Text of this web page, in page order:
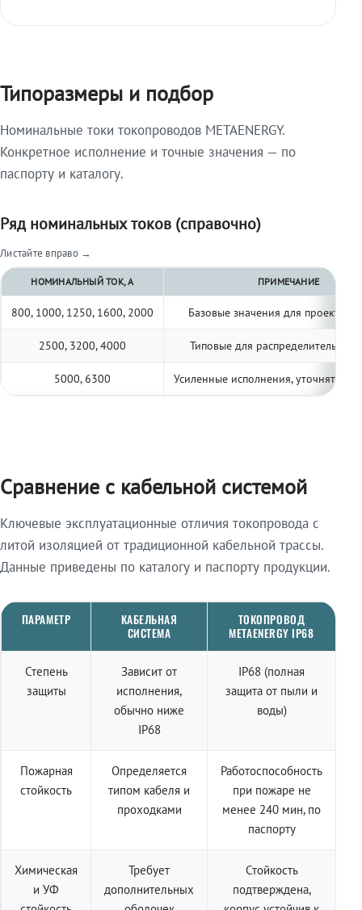
Типоразмеры и подбор
Номинальные токи токопроводов METAENERGY.
Конкретное исполнение и точные значения — по
паспорту и каталогу.
Ряд номинальных токов (справочно)
Листайте вправо →
НОМИНАЛЬНЫЙ ТОК, А ПРИМЕЧАНИЕ
800, 1000, 1250, 1600, 2000 Базовые значения для
2500, 3200, 4000 Типовые для распределительных
5000, 6300 Усиленные исполнения, уточнять по
Сравнение с кабельной системой
Ключевые эксплуатационные отличия токопровода с
литой изоляцией от традиционной кабельной трассы.
Данные приведены по каталогу и паспорту продукции.
ПАРАМЕТР
КАБЕЛЬНАЯ
СИСТЕМА
ТОКОПРОВОД
METAENERGY IP68
Степень
защиты
Зависит от
исполнения,
обычно ниже
IP68
IP68 (полная
защита от пыли и
воды)
Пожарная
стойкость
Определяется
типом кабеля и
проходками
Работоспособность
при пожаре не
менее 240 мин, по
паспорту
Химическая
и УФ
Требует
дополнительных
Стойкость
подтверждена,